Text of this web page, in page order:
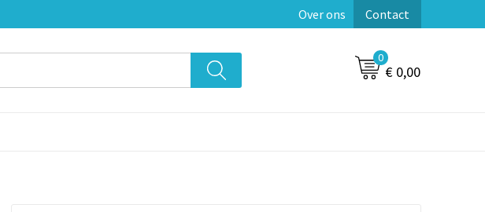
Over ons Contact
0
€ 0,00